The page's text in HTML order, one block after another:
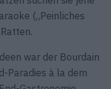
(„Peinliches
war der Bourdain
Paradies à la dem